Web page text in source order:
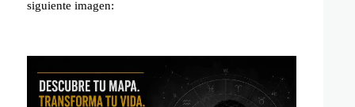
siguiente imagen: